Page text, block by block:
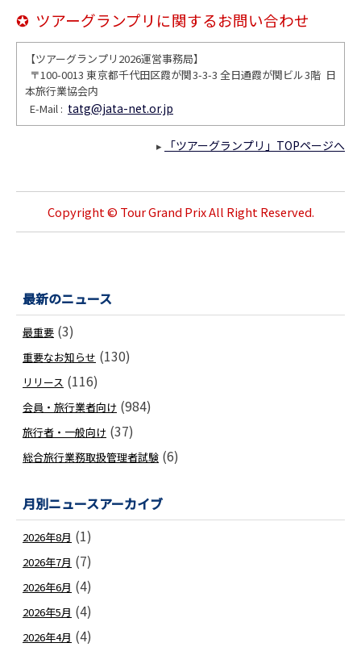
✪ ツアーグランプリに関するお問い合わせ
【ツアーグランプリ2026運営事務局】
〒100-0013 東京都千代田区霞が関3-3-3 全日通霞が関ビル3階 日
本旅行業協会内
E-Mail : tatg@jata-net.or.jp
▸ 「ツアーグランプリ」TOPページへ
Copyright © Tour Grand Prix All Right Reserved.
最新のニュース
最重要 (3)
重要なお知らせ (130)
リリース (116)
会員・旅行業者向け (984)
旅行者・一般向け (37)
総合旅行業務取扱管理者試験 (6)
月別ニュースアーカイブ
2026年8月 (1)
2026年7月 (7)
2026年6月 (4)
2026年5月 (4)
2026年4月 (4)